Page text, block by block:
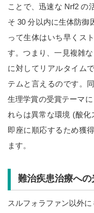
ことで、迅速な Nrf2 の
そ 30 分以内に生体防御
って生体はいち早くス
す。つまり、一見複雑
に対してリアルタイム
テムと言えるのです。
生理学賞の受賞テーマ
れらは異常な環境 (酸化
即座に順応するため獲
ます。
難治疾患治療へ
スルフォラファン以外